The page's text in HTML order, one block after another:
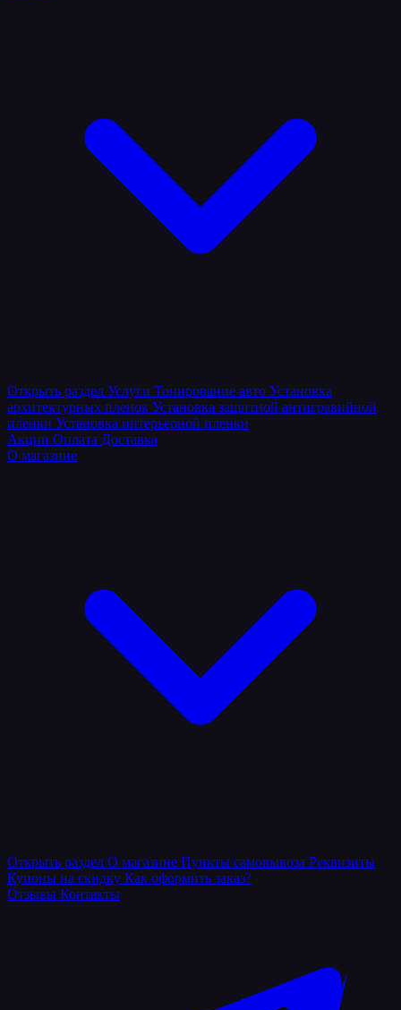
Открыть раздел Услуги Тонирование авто Установка
архитектурных пленок Установка защитной антигравийной
пленки Установка интерьерной пленки
Акции Оплата Доставка
О магазине
Открыть раздел О магазине Пункты самовывоза Реквизиты
Купоны на скидку Как оформить заказ?
Отзывы Контакты